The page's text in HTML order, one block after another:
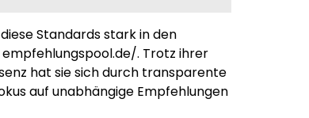
Standards stark in den
. Trotz ihrer
hat sie sich durch transparente
auf unabhängige Empfehlungen